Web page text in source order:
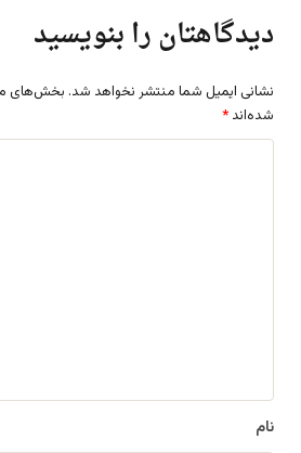
دیدگاهتان را بنویسید
نشانی ایمیل شما منتشر نخواهد شد. بخش‌های
شده‌اند *
نام